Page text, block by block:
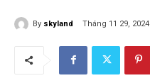
By skyland Tháng 11 29, 2024